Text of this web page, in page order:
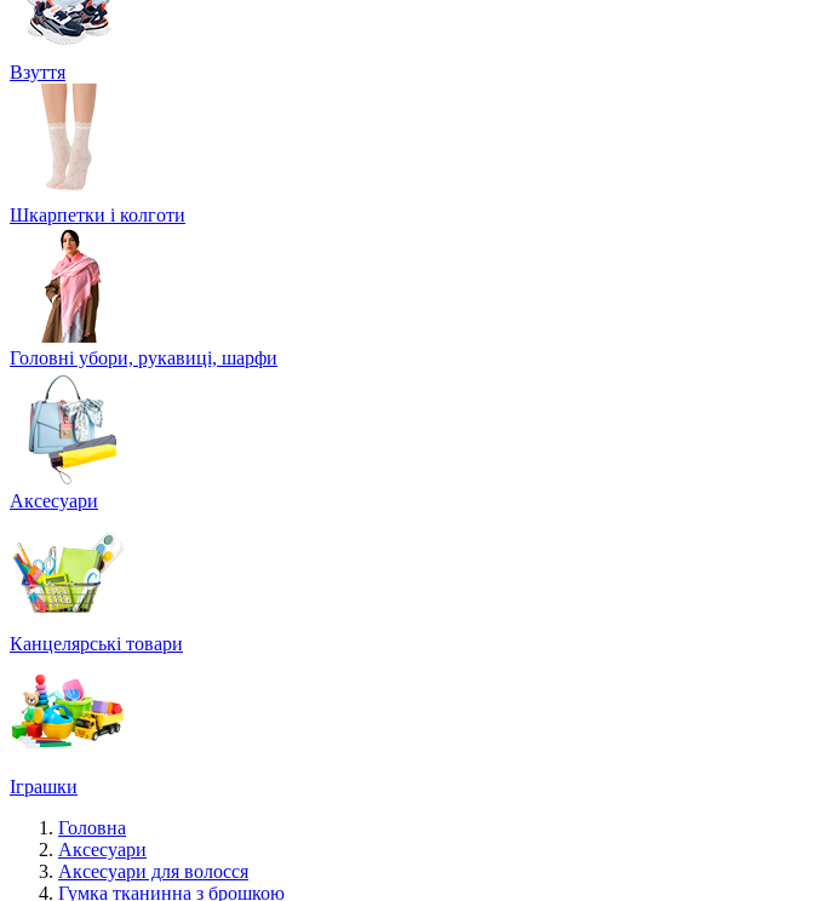
Взуття
Шкарпетки і колготи
Головні убори, рукавиці, шарфи
Аксесуари
Канцелярські товари
Іграшки
Головна
Аксесуари
Аксесуари для волосся
Гумка тканинна з брошкою